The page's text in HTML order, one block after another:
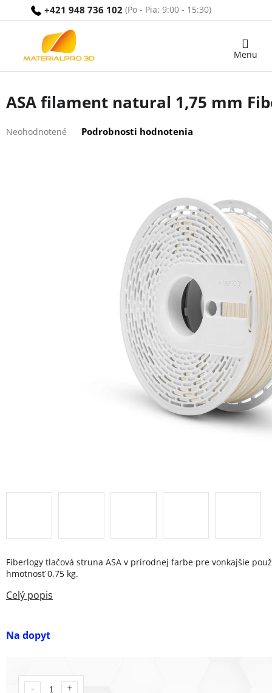
+421 948 736 102
Nákupný
ASA filament natural 1,75 mm
hodnotenie
Neohodnotené Podrobnosti hodnotenia
Na dopyt
Fiberlogy tlačová struna ASA v prírodnej farbe pre vonkajšie
hmotnosť 0,75 kg.